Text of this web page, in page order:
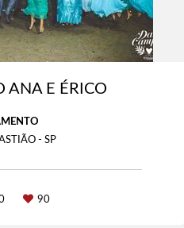
ANA E ÉRICO
- SP
90